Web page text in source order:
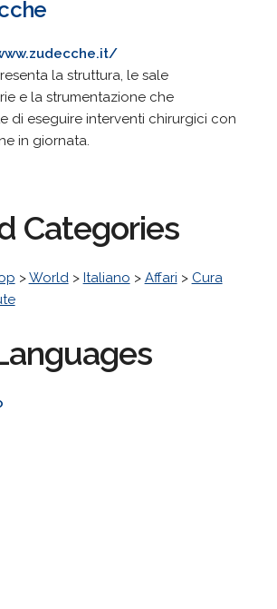
la struttura, le sale
e la strumentazione che
di eseguire interventi chirurgici con
in giornata.
Categories
>World> Italiano > Affari > Cura